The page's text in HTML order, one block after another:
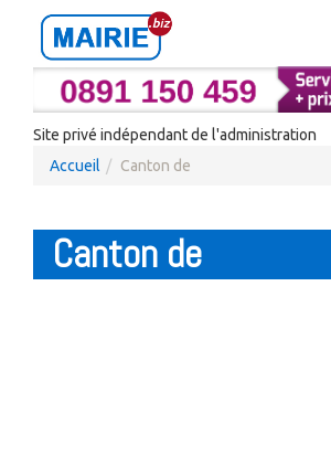
Site privé indépendant de l'administration
Accueil
Canton de
Canton de